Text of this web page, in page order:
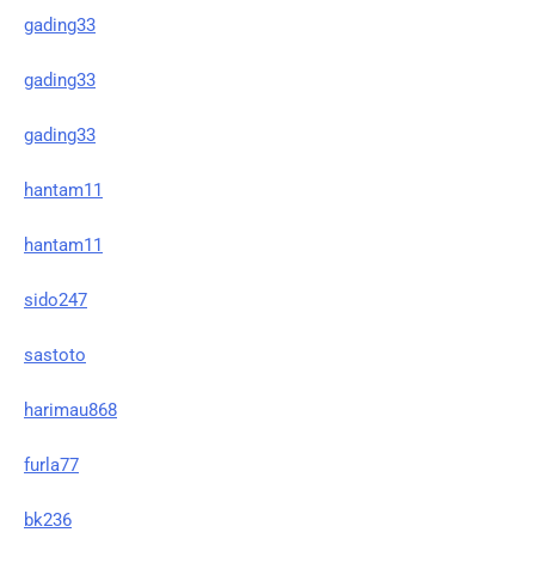
gading33
gading33
gading33
hantam11
hantam11
sido247
sastoto
harimau868
furla77
bk236